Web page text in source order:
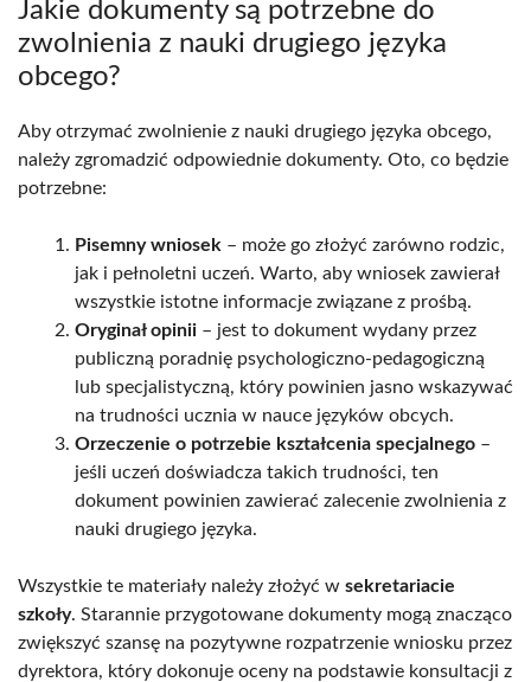
Jakie dokumenty są potrzebne do
zwolnienia z nauki drugiego języka
obcego?
Aby otrzymać zwolnienie z nauki drugiego języka obcego,
należy zgromadzić odpowiednie dokumenty. Oto, co będzie
potrzebne:
Pisemny wniosek – może go złożyć zarówno rodzic,
jak i pełnoletni uczeń. Warto, aby wniosek zawierał
wszystkie istotne informacje związane z prośbą.
Oryginał opinii – jest to dokument wydany przez
publiczną poradnię psychologiczno-pedagogiczną
lub specjalistyczną, który powinien jasno wskazywać
na trudności ucznia w nauce języków obcych.
Orzeczenie o potrzebie kształcenia specjalnego –
jeśli uczeń doświadcza takich trudności, ten
dokument powinien zawierać zalecenie zwolnienia z
nauki drugiego języka.
Wszystkie te materiały należy złożyć w sekretariacie
szkoły. Starannie przygotowane dokumenty mogą znacząco
zwiększyć szansę na pozytywne rozpatrzenie wniosku przez
dyrektora, który dokonuje oceny na podstawie konsultacji z